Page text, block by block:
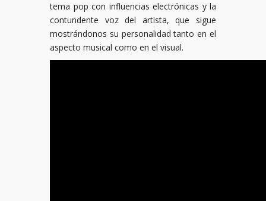
tema pop con influencias electrónicas y la
contundente voz del artista, que sigue
mostrándonos su personalidad tanto en el
aspecto musical como en el visual.